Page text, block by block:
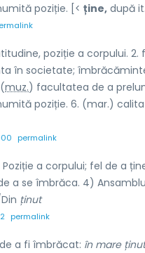
poziție. [< ține, după it.
poziție a corpului.
în societate;
muz.) facultatea de a
poziție. 6. (mar.)
permalink
Poziție a corpului; fel de a
a se îmbrăca. 4)
ținut
permalink
a fi îmbrăcat: în mare